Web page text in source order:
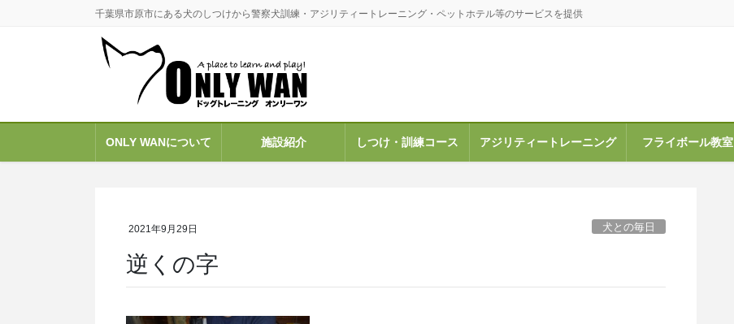
移
ン
移
千葉県市原市にある犬のしつけから警察犬訓練・アジリティートレーニング・ペットホテル等のサービスを提供
ONLY WANについて 施設紹介 しつけ・訓練コース アジリティートレーニング フライボール教室
2021年9月29日 犬との毎日
逆くの字